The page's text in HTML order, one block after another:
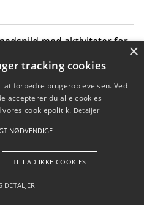
med aktiviteter for
i Vejle
Blog Betingelser
×
tracking cookies
at forbedre brugeroplevelsen. Ved
accepterer du alle cookies i
cookiepolitik. Detaljer
NØDVENDIGE
TILLAD IKKE COOKIES
DETALJER